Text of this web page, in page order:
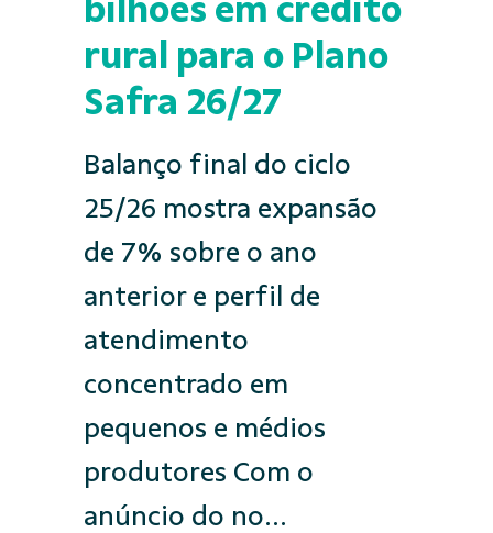
bilhões em crédito
rural para o Plano
Safra 26/27
Balanço final do ciclo
25/26 mostra expansão
de 7% sobre o ano
anterior e perfil de
atendimento
concentrado em
pequenos e médios
produtores Com o
anúncio do no...